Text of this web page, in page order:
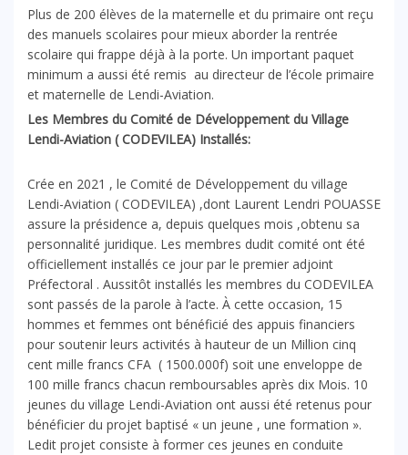
Plus de 200 élèves de la maternelle et du primaire ont reçu
des manuels scolaires pour mieux aborder la rentrée
scolaire qui frappe déjà à la porte. Un important paquet
minimum a aussi été remis au directeur de l’école primaire
et maternelle de Lendi-Aviation.
Les Membres du Comité de Développement du Village
Lendi-Aviation ( CODEVILEA) Installés:
Crée en 2021 , le Comité de Développement du village
Lendi-Aviation ( CODEVILEA) ,dont Laurent Lendri POUASSE
assure la présidence a, depuis quelques mois ,obtenu sa
personnalité juridique. Les membres dudit comité ont été
officiellement installés ce jour par le premier adjoint
Préfectoral . Aussitôt installés les membres du CODEVILEA
sont passés de la parole à l’acte. À cette occasion, 15
hommes et femmes ont bénéficié des appuis financiers
pour soutenir leurs activités à hauteur de un Million cinq
cent mille francs CFA ( 1500.000f) soit une enveloppe de
100 mille francs chacun remboursables après dix Mois. 10
jeunes du village Lendi-Aviation ont aussi été retenus pour
bénéficier du projet baptisé « un jeune , une formation ».
Ledit projet consiste à former ces jeunes en conduite